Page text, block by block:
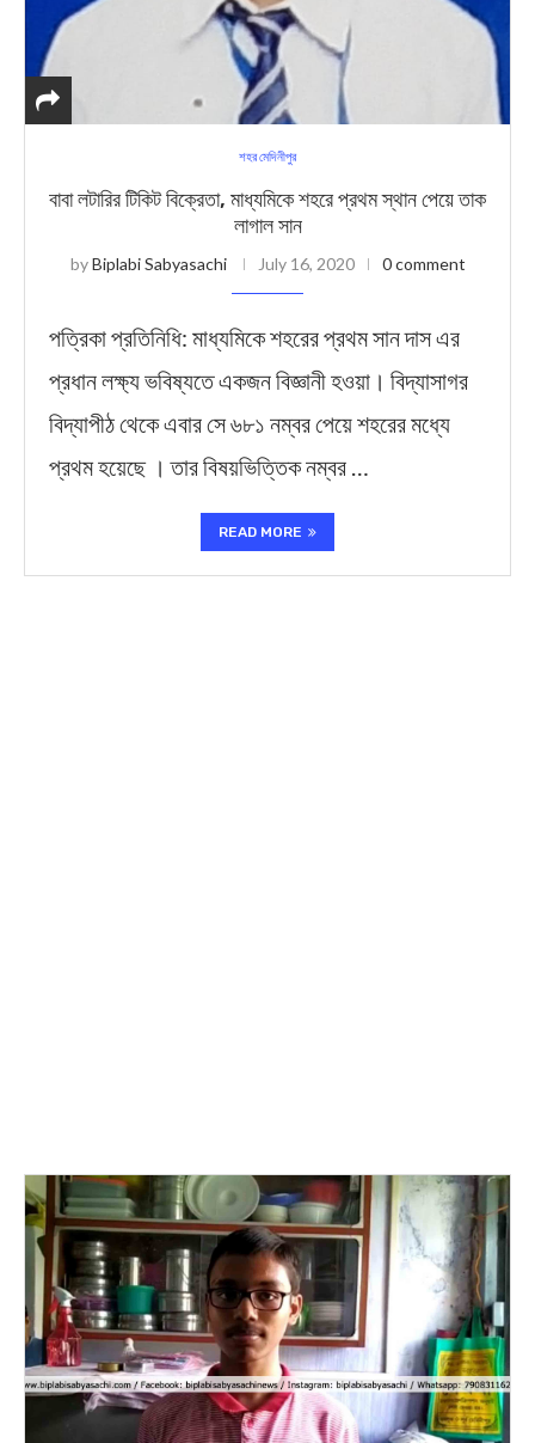
শহর মেদিনীপুর
বাবা লটারির টিকিট বিক্রেতা, মাধ্যমিকে শহরে প্রথম স্থান পেয়ে তাক
লাগাল সান
byBiplabi Sabyasachi July 16, 2020 0 comment
পত্রিকা প্রতিনিধি: মাধ্যমিকে শহরের প্রথম সান দাস এর
প্রধান লক্ষ্য ভবিষ্যতে একজন বিজ্ঞানী হওয়া। বিদ্যাসাগর
বিদ্যাপীঠ থেকে এবার সে ৬৮১ নম্বর পেয়ে শহরের মধ্যে
প্রথম হয়েছে । তার বিষয়ভিত্তিক নম্বর …
READ MORE